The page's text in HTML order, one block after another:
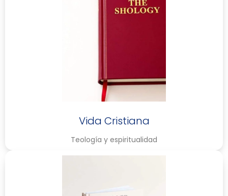
Vida Cristiana
Teología y espiritualidad